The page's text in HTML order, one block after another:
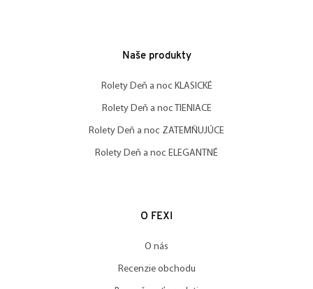
Naše produkty
Rolety Deň a noc KLASICKÉ
Rolety Deň a noc TIENIACE
Rolety Deň a noc ZATEMŇUJÚCE
Rolety Deň a noc ELEGANTNÉ
O FEXI
O nás
Recenzie obchodu